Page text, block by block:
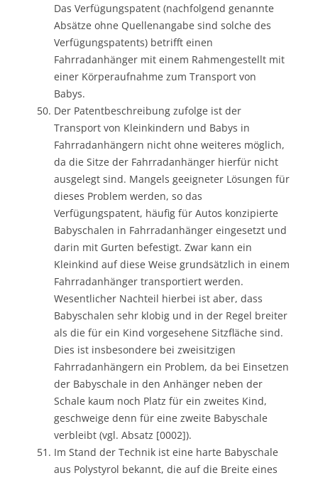
Das Verfügungspatent (nachfolgend genannte
Absätze ohne Quellenangabe sind solche des
Verfügungspatents) betrifft einen
Fahrradanhänger mit einem Rahmengestellt mit
einer Körperaufnahme zum Transport von
Babys.
Der Patentbeschreibung zufolge ist der
Transport von Kleinkindern und Babys in
Fahrradanhängern nicht ohne weiteres möglich,
da die Sitze der Fahrradanhänger hierfür nicht
ausgelegt sind. Mangels geeigneter Lösungen für
dieses Problem werden, so das
Verfügungspatent, häufig für Autos konzipierte
Babyschalen in Fahrradanhänger eingesetzt und
darin mit Gurten befestigt. Zwar kann ein
Kleinkind auf diese Weise grundsätzlich in einem
Fahrradanhänger transportiert werden.
Wesentlicher Nachteil hierbei ist aber, dass
Babyschalen sehr klobig und in der Regel breiter
als die für ein Kind vorgesehene Sitzfläche sind.
Dies ist insbesondere bei zweisitzigen
Fahrradanhängern ein Problem, da bei Einsetzen
der Babyschale in den Anhänger neben der
Schale kaum noch Platz für ein zweites Kind,
geschweige denn für eine zweite Babyschale
verbleibt (vgl. Absatz [0002]).
Im Stand der Technik ist eine harte Babyschale
aus Polystyrol bekannt, die auf die Breite eines